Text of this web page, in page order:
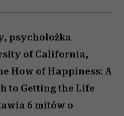
psycholożka
of California,
How of Happiness: A
to Getting the Life
6 mitów o